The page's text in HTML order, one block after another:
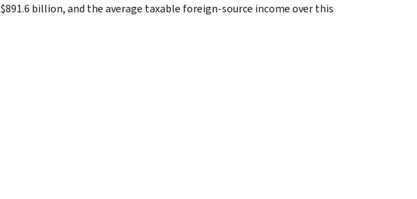
billion, and the average taxable foreign-source income over this